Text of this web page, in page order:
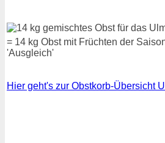
= 14 kg Obst mit Früchten der
'Ausgleich'
Hier geht's zur Obstkorb-Übersicht